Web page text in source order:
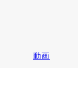
動画